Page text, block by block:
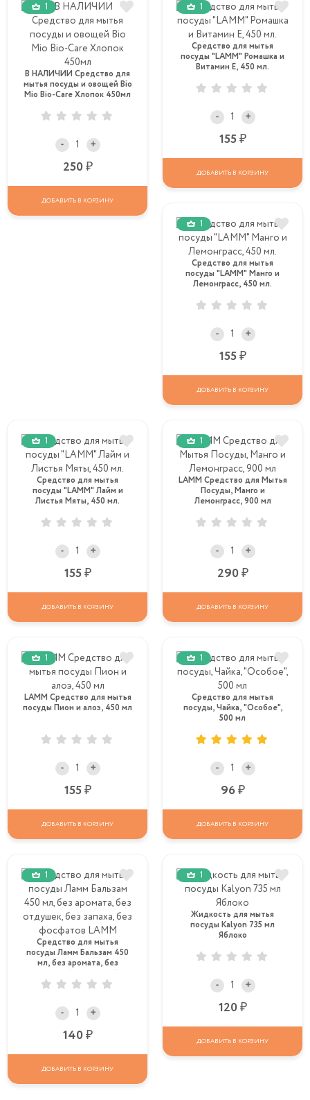
1
В НАЛИЧИИ Средство для
мытья посуды и овощей Bio
Mio Bio-Care Хлопок 450мл
- +
250
ДОБАВИТЬ В КОРЗИНУ
1
Средство для мытья
посуды "LAMM" Ромашка и
Витамин Е, 450 мл.
- +
155
ДОБАВИТЬ В КОРЗИНУ
1
Средство для мытья
посуды "LAMM" Манго и
Лемонграсс, 450 мл.
- +
155
ДОБАВИТЬ В КОРЗИНУ
1
Средство для мытья
посуды "LAMM" Лайм и
Листья Мяты, 450 мл.
- +
155
ДОБАВИТЬ В КОРЗИНУ
1
LAMM Средство для Мытья
Посуды, Манго и
Лемонграсс, 900 мл
- +
290
ДОБАВИТЬ В КОРЗИНУ
1
LAMM Средство для мытья
посуды Пион и алоэ, 450 мл
- +
155
ДОБАВИТЬ В КОРЗИНУ
1
Средство для мытья
посуды, Чайка, "Особое",
500 мл
- +
96
ДОБАВИТЬ В КОРЗИНУ
1
Средство для мытья
посуды Ламм Бальзам 450
мл, без аромата, без
фосфатов LAMM
- +
140
ДОБАВИТЬ В КОРЗИНУ
1
Жидкость для мытья
посуды Kalyon 735 мл
Яблоко
- +
120
ДОБАВИТЬ В КОРЗИНУ